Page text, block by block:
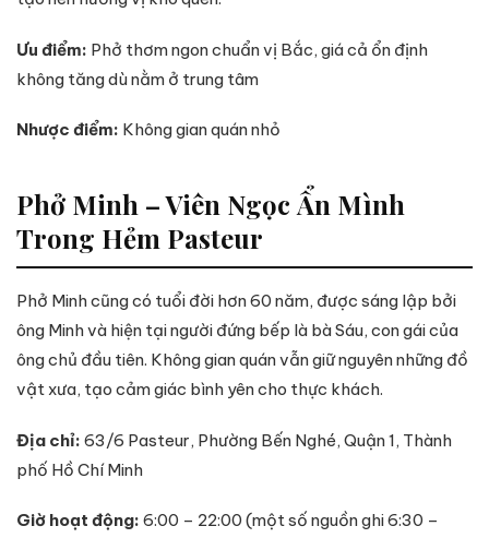
Ưu điểm: Phở thơm ngon chuẩn vị Bắc, giá cả ổn định
không tăng dù nằm ở trung tâm
Nhược điểm: Không gian quán nhỏ
Phở Minh – Viên Ngọc Ẩn Mình
Trong Hẻm Pasteur
Phở Minh cũng có tuổi đời hơn 60 năm, được sáng lập bởi
ông Minh và hiện tại người đứng bếp là bà Sáu, con gái của
ông chủ đầu tiên. Không gian quán vẫn giữ nguyên những đồ
vật xưa, tạo cảm giác bình yên cho thực khách.
Địa chỉ: 63/6 Pasteur, Phường Bến Nghé, Quận 1, Thành
phố Hồ Chí Minh
Giờ hoạt động: 6:00 – 22:00 (một số nguồn ghi 6:30 –